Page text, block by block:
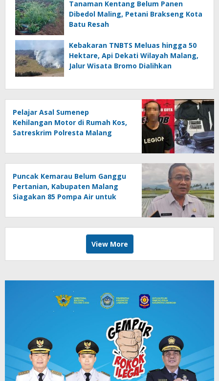
Tanaman Kentang Belum Panen
Dibedol Maling, Petani Brakseng Kota
Batu Resah
Kebakaran TNBTS Meluas hingga 50
Hektare, Api Dekati Wilayah Malang,
Jalur Wisata Bromo Dialihkan
Pelajar Asal Sumenep
Kehilangan Motor di Rumah Kos,
Satreskrim Polresta Malang
Puncak Kemarau Belum Ganggu
Pertanian, Kabupaten Malang
Siagakan 85 Pompa Air untuk
View More